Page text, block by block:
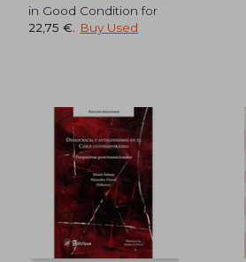
66,70 €
in Good Condition for
22,75 €
Buy Used